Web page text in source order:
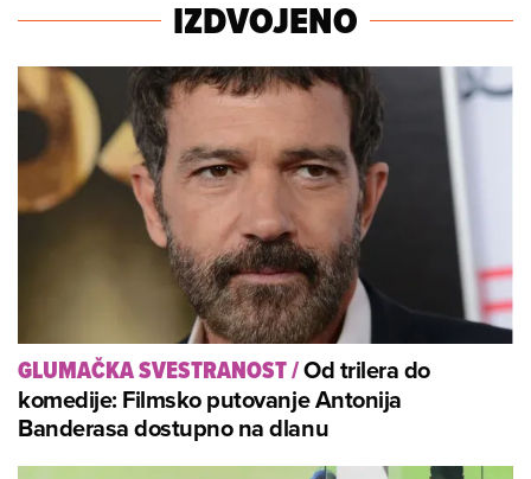
IZDVOJENO
GLUMAČKA SVESTRANOST/Od trilera do
komedije: Filmsko putovanje Antonija
Banderasa dostupno na dlanu